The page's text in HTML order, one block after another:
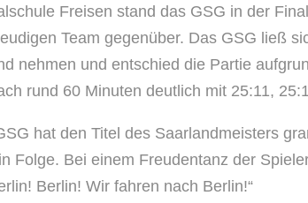
Freisen stand das GSG in der
Team gegenüber. Das GSG ließ
nehmen und entschied die Partie
rund 60 Minuten deutlich mit 25:11,
hat den Titel des Saarlandmeisters
Folge. Bei einem Freudentanz der
Berlin! Wir fahren nach Berlin!“